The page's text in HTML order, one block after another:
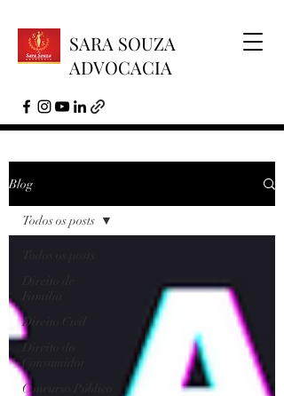
SARA SOUZA
ADVOCACIA
Blog
Direito Civil
Direito do
Consumidor
Concurso Público
Todos os posts